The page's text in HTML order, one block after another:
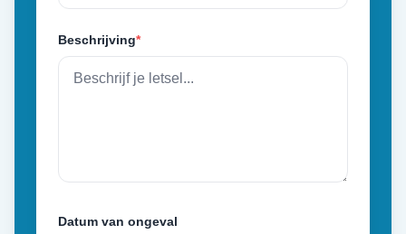
Beschrijving*
Datum van ongeval